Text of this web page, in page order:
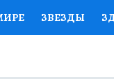
ЗВЕЗДЫ
ПРОЕКТЫ